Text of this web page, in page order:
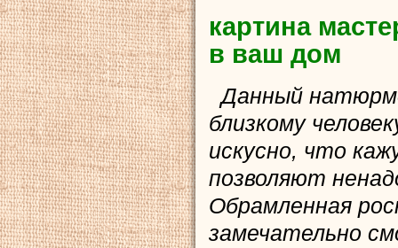
картина
в ваш дом
Данный
близкому
искусно, что
позволяют
Обрамленная
замечательно